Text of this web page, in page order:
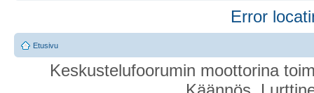
Error
Etusivu
Keskustelufoorumin moottorina